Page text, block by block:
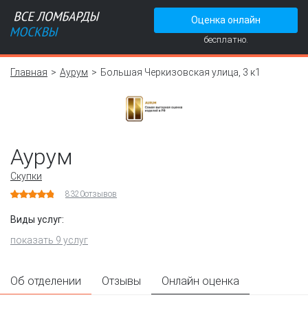
Оценка онлайн
бесплатно.
Главная Аурум Большая Черкизовская улица, 3 к1
Аурум
Скупки
8320отзывов
Виды услуг:
показать 9 услуг
Об отделении Отзывы Онлайн оценка